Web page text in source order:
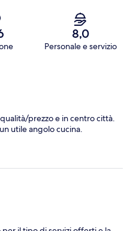
8,0
Personale e servizio
prezzo e in centro città.
utile angolo cucina.